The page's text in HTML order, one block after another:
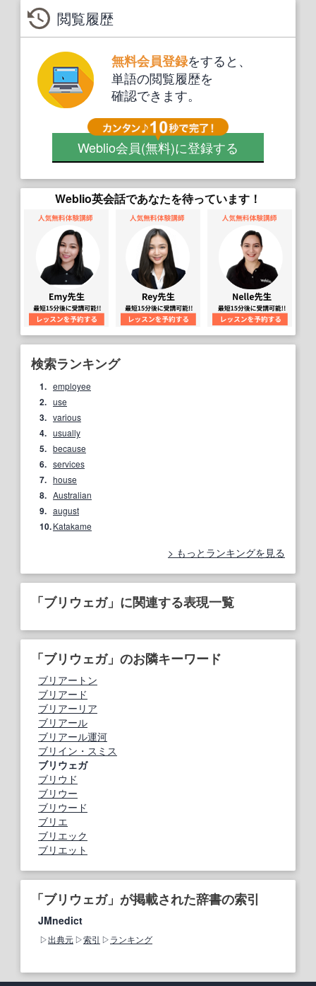
閲覧履歴
無料会員登録をすると、
単語の閲覧履歴を
確認できます。
Weblio会員(無料)に登録する
Weblio英会話であなたを待っています！
検索ランキング
1. employee
2. use
3. various
4. usually
5. because
6. services
7. house
8. Australian
9. august
10.Katakame
もっとランキングを見る
「ブリウェガ」に関連する表現一覧
「ブリウェガ」のお隣キーワード
ブリアートン
ブリアード
ブリアーリア
ブリアール
ブリアール運河
ブリイン・スミス
ブリウェガ
ブリウド
ブリウー
ブリウード
ブリエ
ブリエック
ブリエット
「ブリウェガ」が掲載された辞書の索引
JMnedict
出典元 索引 ランキング